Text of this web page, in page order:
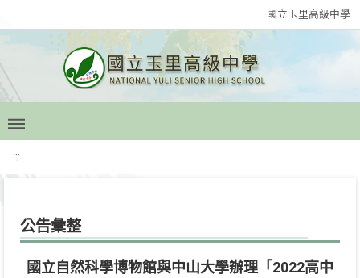
國立玉里高級中學
:::
公告彙整
國立自然科學博物館與中山大學辦理「2022高中